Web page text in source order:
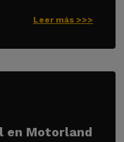
Leer más >>>
en Motorland